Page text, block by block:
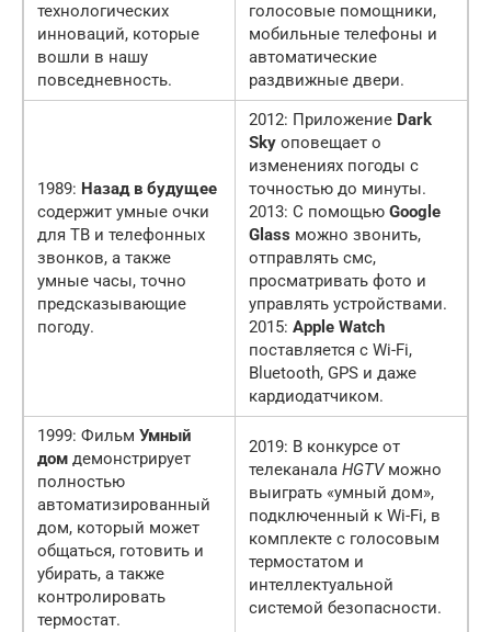
технологических
инноваций, которые
вошли в нашу
повседневность.
голосовые помощники,
мобильные телефоны и
автоматические
раздвижные двери.
1989: Назад в будущее
содержит умные очки
для ТВ и телефонных
звонков, а также
умные часы, точно
предсказывающие
погоду.
2012: Приложение Dark
Sky оповещает о
изменениях погоды с
точностью до минуты.
2013: С помощью Google
Glass можно звонить,
отправлять смс,
просматривать фото и
управлять устройствами.
2015: Apple Watch
поставляется с Wi-Fi,
Bluetooth, GPS и даже
кардиодатчиком.
1999: Фильм Умный
дом демонстрирует
полностью
автоматизированный
дом, который может
общаться, готовить и
убирать, а также
контролировать
термостат.
2019: В конкурсе от
телеканала HGTVможно
выиграть «умный дом»,
подключенный к Wi-Fi, в
комплекте с голосовым
термостатом и
интеллектуальной
системой безопасности.